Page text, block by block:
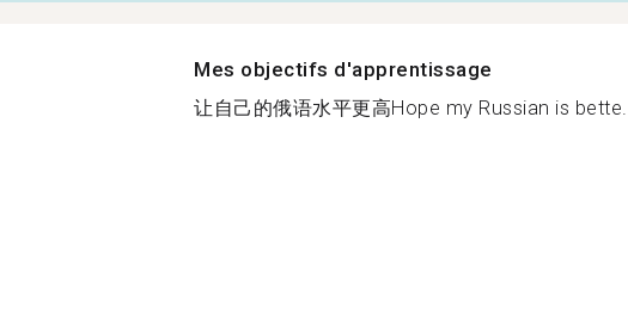
Mes objectifs d'apprentissage
让自己的俄语水平更高Hope my Russian is bette...